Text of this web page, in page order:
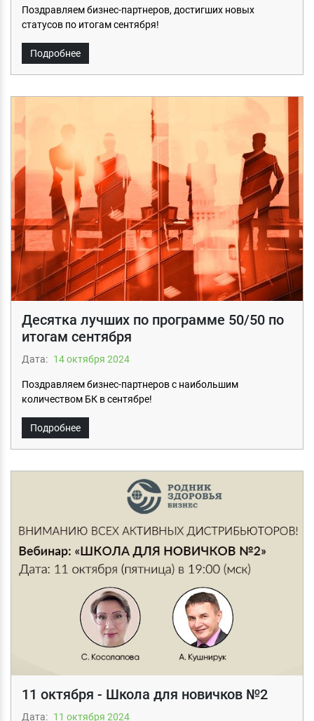
Поздравляем бизнес-партнеров, достигших новых
статусов по итогам сентября!
Подробнее
Десятка лучших по программе 50/50 по
итогам сентября
Дата: 14 октября 2024
Поздравляем бизнес-партнеров с наибольшим
количеством БК в сентябре!
Подробнее
11 октября - Школа для новичков №2
Дата: 11 октября 2024